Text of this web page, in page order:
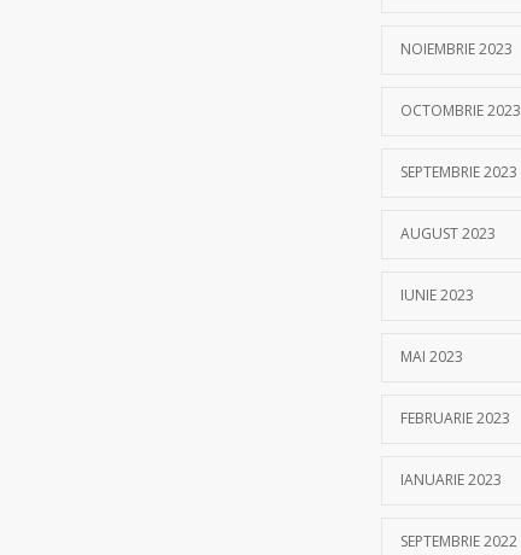
NOIEMBRIE 2023
OCTOMBRIE 2023
SEPTEMBRIE 2023
AUGUST 2023
IUNIE 2023
MAI 2023
FEBRUARIE 2023
IANUARIE 2023
SEPTEMBRIE 2022